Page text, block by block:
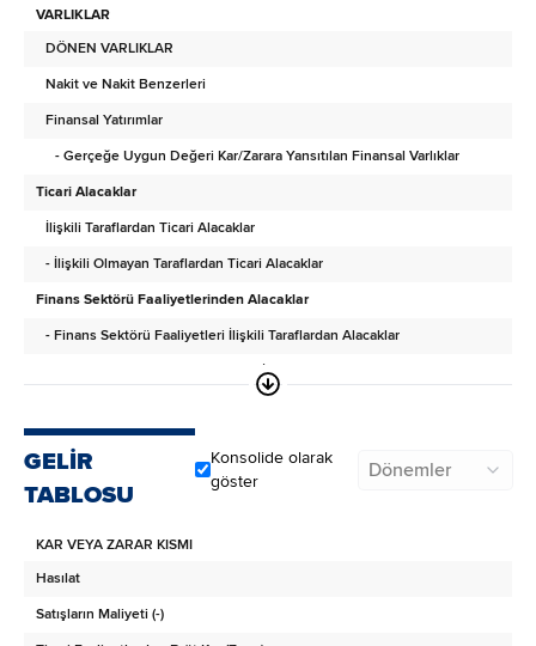
VARLIKLAR
DÖNEN VARLIKLAR
Nakit ve Nakit Benzerleri
Finansal Yatırımlar
- Gerçeğe Uygun Değeri Kar/Zarara Yansıtılan Finansal Varlıklar
Ticari Alacaklar
İlişkili Taraflardan Ticari Alacaklar
- İlişkili Olmayan Taraflardan Ticari Alacaklar
Finans Sektörü Faaliyetlerinden Alacaklar
- Finans Sektörü Faaliyetleri İlişkili Taraflardan Alacaklar
- Finans Sektörü Faaliyetlerinden İlişkili Olmayan Taraflardan Alacaklar
- İlişkili Olmayan Taraflardan Diğer Alacaklar
Stoklar
Canlı Varlıklar
Peşin Ödenmiş Giderler
GELİR
TABLOSU
Konsolide olarak
göster
Dönemler
KAR VEYA ZARAR KISMI
Hasılat
Satışların Maliyeti (-)